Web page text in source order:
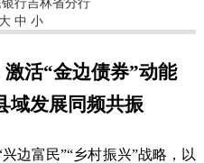
大 中 小
活“金边债券”动能
域发展同频共振
边富民”“乡村振兴”战略，以